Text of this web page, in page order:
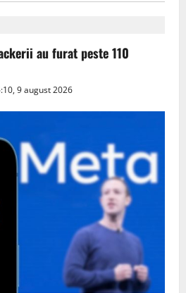
au furat peste 110
9 august 2026